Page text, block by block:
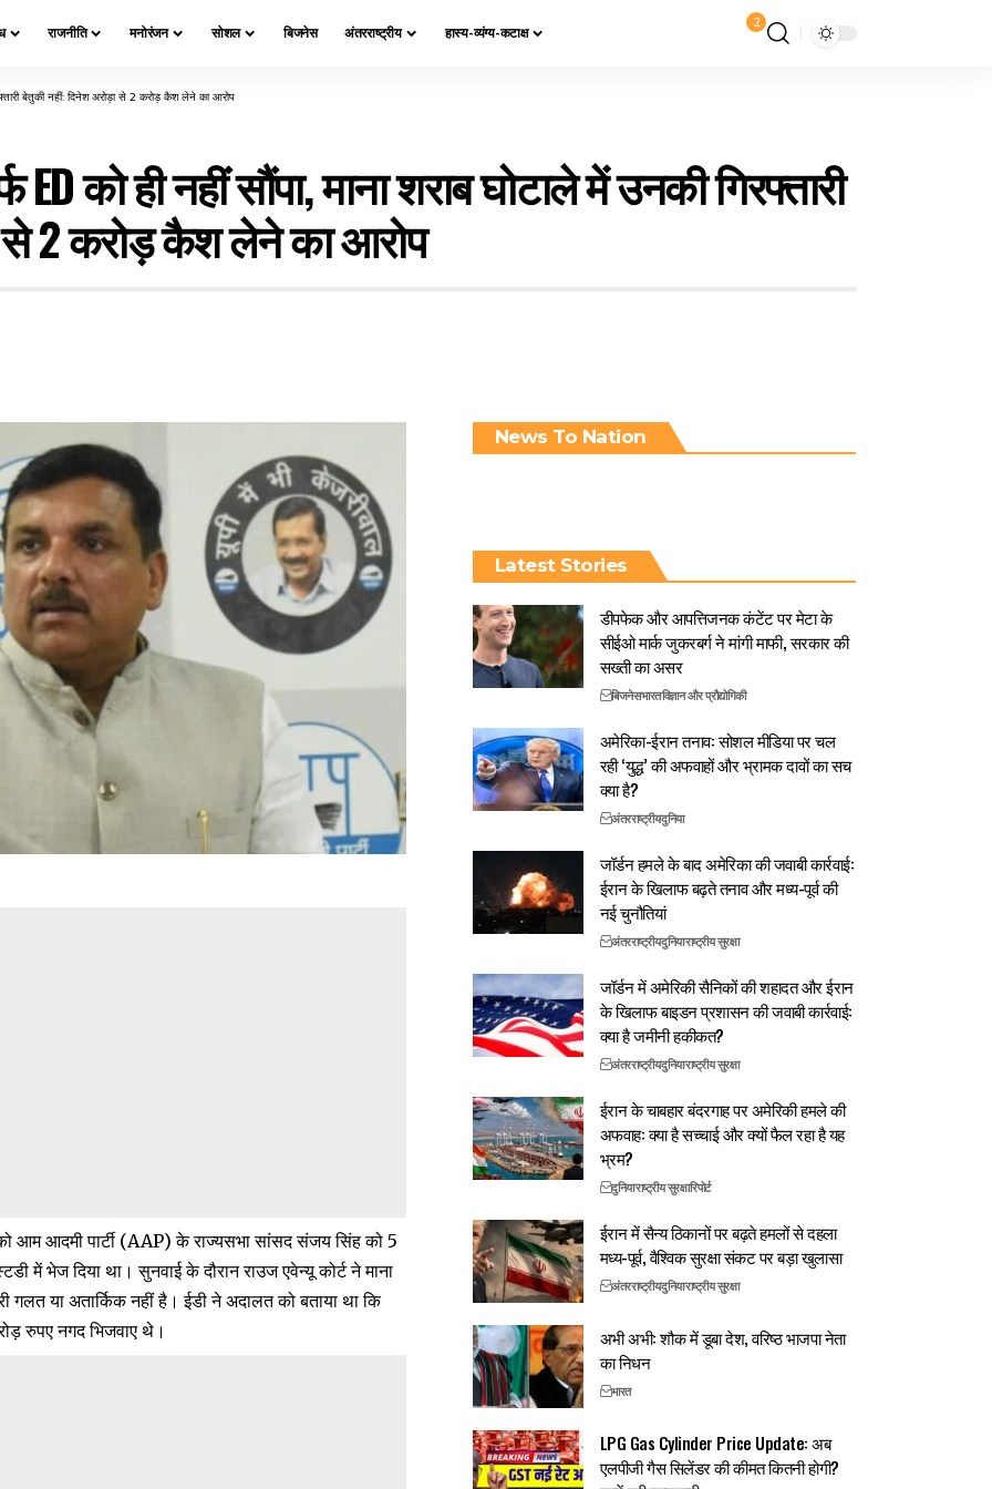
राजनीति मनोरंजन सोशल बिजनेस अंतरराष्ट्रीय हास्य-व्यंग्य-कटाक्ष
2
बेतुकी नहीं: दिनेश अरोड़ा से ₹2 करोड़ कैश लेने का आरोप
को ही नहीं सौंपा, माना शराब घोटाले में उनकी गिरफ्तारी
₹2 करोड़ कैश लेने का आरोप
आम आदमी पार्टी (AAP) के राज्यसभा सांसद संजय सिंह को 5
में भेज दिया था। सुनवाई के दौरान राउज एवेन्यू कोर्ट ने माना
गलत या अतार्किक नहीं है। ईडी ने अदालत को बताया था कि
रुपए नगद भिजवाए थे।
News To Nation
Latest Stories
डीपफेक और आपत्तिजनक कंटेंट पर मेटा के
सीईओ मार्क जुकरबर्ग ने मांगी माफी, सरकार की
सख्ती का असर
बिजनेसभारतविज्ञान और प्रौद्योगिकी
अमेरिका-ईरान तनाव: सोशल मीडिया पर चल
रही ‘युद्ध’ की अफवाहों और भ्रामक दावों का सच
क्या है?
अंतरराष्ट्रीयदुनिया
जॉर्डन हमले के बाद अमेरिका की जवाबी कार्रवाई:
ईरान के खिलाफ बढ़ते तनाव और मध्य-पूर्व की
नई चुनौतियां
अंतरराष्ट्रीयदुनियाराष्ट्रीय सुरक्षा
जॉर्डन में अमेरिकी सैनिकों की शहादत और ईरान
के खिलाफ बाइडन प्रशासन की जवाबी कार्रवाई:
क्या है जमीनी हकीकत?
अंतरराष्ट्रीयदुनियाराष्ट्रीय सुरक्षा
ईरान के चाबहार बंदरगाह पर अमेरिकी हमले की
अफवाह: क्या है सच्चाई और क्यों फैल रहा है यह
भ्रम?
दुनियाराष्ट्रीय सुरक्षारिपोर्ट
ईरान में सैन्य ठिकानों पर बढ़ते हमलों से दहला
मध्य-पूर्व, वैश्विक सुरक्षा संकट पर बड़ा खुलासा
अंतरराष्ट्रीयदुनियाराष्ट्रीय सुरक्षा
अभी अभी: शौक में डूबा देश, वरिष्ठ भाजपा नेता
का निधन
भारत
LPG Gas Cylinder Price Update: अब
एलपीजी गैस सिलेंडर की कीमत कितनी होगी?